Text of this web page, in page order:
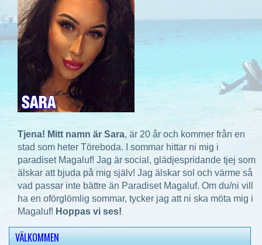
Tjena! Mitt namn är Sara, är 20 år och kommer från en
stad som heter Töreboda. I sommar hittar ni mig i
paradiset Magaluf! Jag är social, glädjespridande tjej som
älskar att bjuda på mig själv! Jag älskar sol och värme så
vad passar inte bättre än Paradiset Magaluf. Om du/ni vill
ha en oförglömlig sommar, tycker jag att ni ska möta mig i
Magaluf! Hoppas vi ses!
VÄLKOMMEN